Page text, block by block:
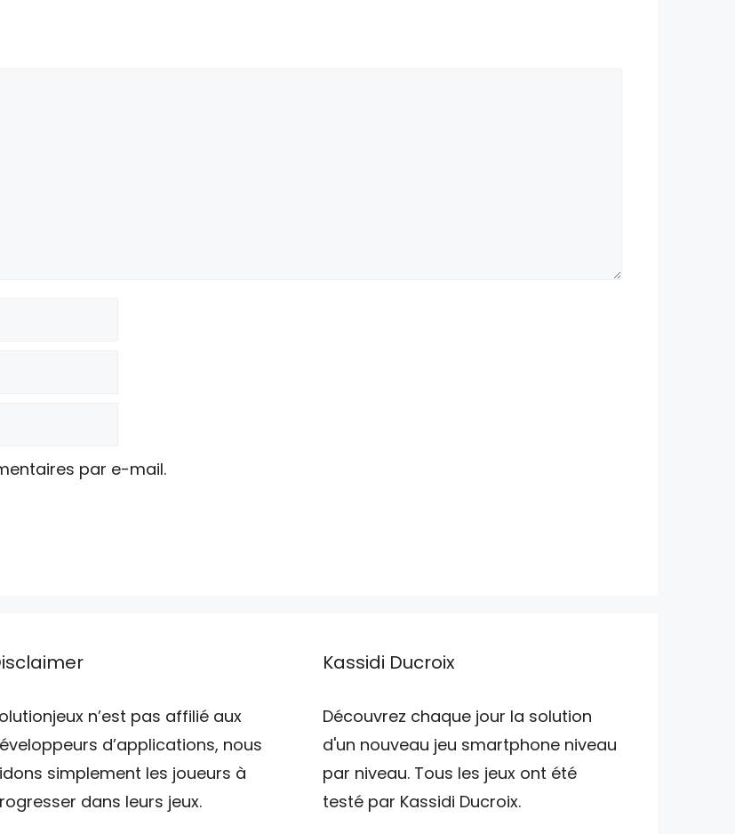
par e-mail.
n’est pas affilié aux
d’applications, nous
simplement les joueurs à
dans leurs jeux.
Kassidi Ducroix
Découvrez chaque jour la solution
d'un nouveau jeu smartphone niveau
par niveau. Tous les jeux ont été
testé par Kassidi Ducroix.